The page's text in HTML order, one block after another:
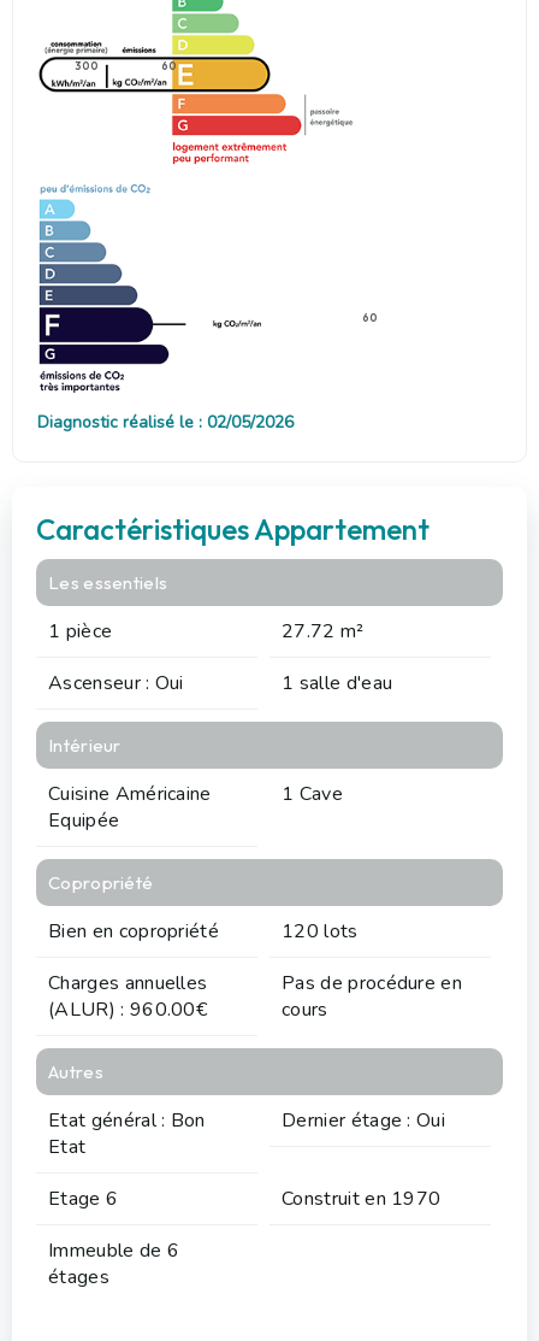
300 60
60
Diagnostic réalisé le : 02/05/2026
Caractéristiques Appartement
Les essentiels
1 pièce
27.72 m²
Ascenseur : Oui
1 salle d'eau
Intérieur
Cuisine Américaine
Equipée
1 Cave
Copropriété
Bien en copropriété
120 lots
Charges annuelles
(ALUR) : 960.00€
Pas de procédure en
cours
Autres
Etat général : Bon
Etat
Dernier étage : Oui
Etage 6
Construit en 1970
Immeuble de 6
étages